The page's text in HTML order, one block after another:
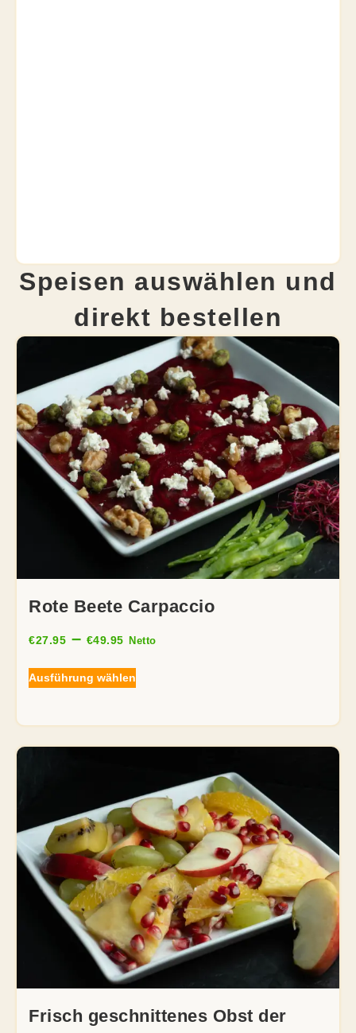
Speisen auswählen und
direkt bestellen
Rote Beete Carpaccio
€27.95 – €49.95 Netto
Ausführung wählen
Frisch geschnittenes Obst der